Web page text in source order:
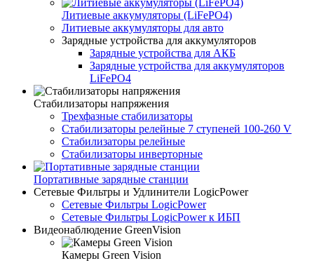
Литиевые аккумуляторы (LiFePО4)
Литиевые аккумуляторы для авто
Зарядные устройства для аккумуляторов
Зарядные устройства для АКБ
Зарядные устройства для аккумуляторов
LiFePO4
Стабилизаторы напряжения
Трехфазные стабилизаторы
Стабилизаторы релейные 7 ступеней 100-260 V
Стабилизаторы релейные
Стабилизаторы инверторные
Портативные зарядные станции
Сетевые Фильтры и Удлинители LogicPower
Сетевые Фильтры LogicPower
Сетевые Фильтры LogicPower к ИБП
Видеонаблюдение GreenVision
Камеры Green Vision